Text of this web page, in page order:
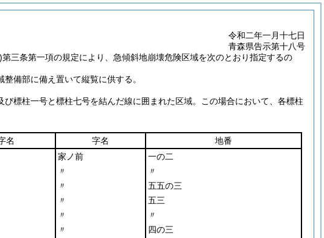
令和二年一月十七日
青森県告示第十八号
第三条第一項の規定により、急傾斜地崩壊危険区域を次のとおり指定するの
備部に備え置いて縦覧に供する。
標柱一号と標柱七号を結んだ線に囲まれた区域。この場合において、各標柱
名 字名
地番
家ノ前
一の二
〃
〃
〃
五五の三
〃
五三
〃
〃
〃
四の三